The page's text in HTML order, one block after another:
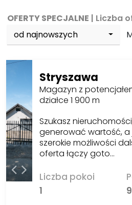
OFERTY SPECJALNE | Liczba
od najnowszych
Stryszawa
Magazyn z
działce 1 900 m
Szukasz
generować wartość,
szerokie możliwości
oferta łączy goto…
Liczba pokoi
1